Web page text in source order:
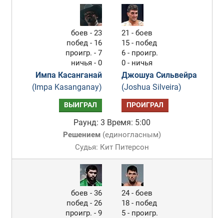
боев - 23
побед - 16
проигр. - 7
ничья - 0
Импа Касанганай
(Impa Kasanganay)
21 - боев
15 - побед
6 - проигр.
0 - ничья
Джошуа Сильвейра
(Joshua Silveira)
ВЫИГРАЛ ПРОИГРАЛ
Раунд: 3 Время: 5:00
Решением(единогласным)
Судья: Кит Питерсон
боев - 36
побед - 26
проигр. - 9
24 - боев
18 - побед
5 - проигр.